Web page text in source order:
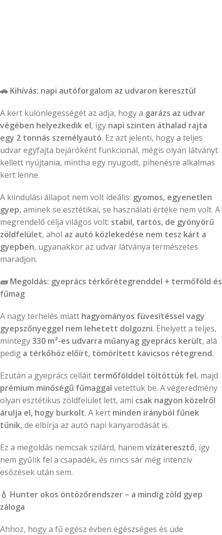
🚗 Kihívás: napi autóforgalom az udvaron keresztül
A kert különlegességét az adja, hogy a garázs az udvar
végében helyezkedik el, így napi szinten áthalad rajta
egy 2 tonnás személyautó. Ez azt jelenti, hogy a teljes
udvar egyfajta bejáróként funkcionál, mégis olyan látványt
kellett nyújtania, mintha egy nyugodt, pihenésre alkalmas
kert lenne.
A kiindulási állapot nem volt ideális: gyomos, egyenetlen
gyep, aminek se esztétikai, se használati értéke nem volt. A
megrendelő célja világos volt: stabil, tartós, de gyönyörű
zöldfelület, ahol az autó közlekedése nem tesz kárt a
gyepben, ugyanakkor az udvar látványa természetes
maradjon.
🧱 Megoldás: gyeprács térkőrétegrenddel + termőföld és
fűmag
A nagy terhelés miatt hagyományos füvesítéssel vagy
gyepszőnyeggel nem lehetett dolgozni. Ehelyett a teljes,
mintegy330 m²-es udvarra műanyag gyeprács került, alá
pedig a térkőhöz előírt, tömörített kavicsos rétegrend.
Ezután a gyeprács celláit termőfölddel töltöttük fel, majd
prémium minőségű fűmaggal vetettük be. A végeredmény
olyan esztétikus zöldfelület lett, ami csak nagyon közelről
árulja el, hogy burkolt. A kert minden irányból fűnek
tűnik, de elbírja az autó napi kanyarodását is.
Ez a megoldás nemcsak szilárd, hanem vízáteresztő, így
nem gyűlik fel a csapadék, és nincs sár még intenzív
esőzések után sem.
💧 Hunter okos öntözőrendszer – a mindig zöld gyep
záloga
Ahhoz, hogy a fű egész évben egészséges és üde